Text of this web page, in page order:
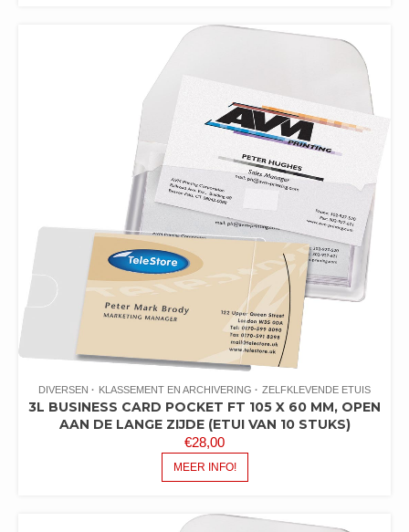
DIVERSEN KLASSEMENT EN ARCHIVERING ZELFKLEVENDE ETUIS
3L BUSINESS CARD POCKET FT 105 X 60 MM, OPEN
AAN DE LANGE ZIJDE (ETUI VAN 10 STUKS)
€28,00
MEER INFO!